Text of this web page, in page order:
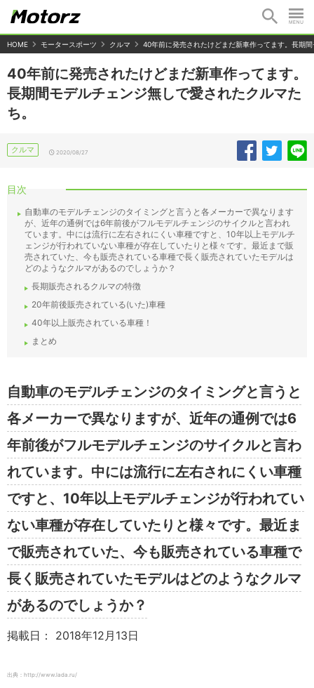
HOME モータースポーツ クルマ 40年前に発売されたけどまだ新車作ってます。長期
40年前に発売されたけどまだ新車作ってます。
長期間モデルチェンジ無しで愛されたクルマた
ち。
クルマ 2020/08/27
目次
自動車のモデルチェンジのタイミングと言うと各メーカーで異なります
が、近年の通例では6年前後がフルモデルチェンジのサイクルと言われ
ています。中には流行に左右されにくい車種ですと、10年以上モデルチ
ェンジが行われていない車種が存在していたりと様々です。最近まで販
売されていた、今も販売されている車種で長く販売されていたモデルは
どのようなクルマがあるのでしょうか？
長期販売されるクルマの特徴
20年前後販売されている(いた)車種
40年以上販売されている車種！
まとめ
自動車のモデルチェンジのタイミングと言うと
各メーカーで異なりますが、近年の通例では6
年前後がフルモデルチェンジのサイクルと言わ
れています。中には流行に左右されにくい車種
ですと、10年以上モデルチェンジが行われてい
ない車種が存在していたりと様々です。最近ま
で販売されていた、今も販売されている車種で
長く販売されていたモデルはどのようなクルマ
があるのでしょうか？
掲載日： 2018年12月13日
出典：http://www.lada.ru/